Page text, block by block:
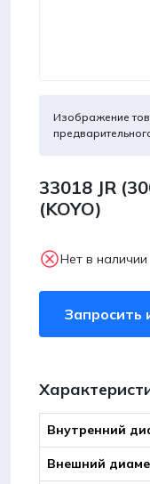
Изображение
33018 JR
(KOYO)
Нет в наличии
Внутренний
Внешний